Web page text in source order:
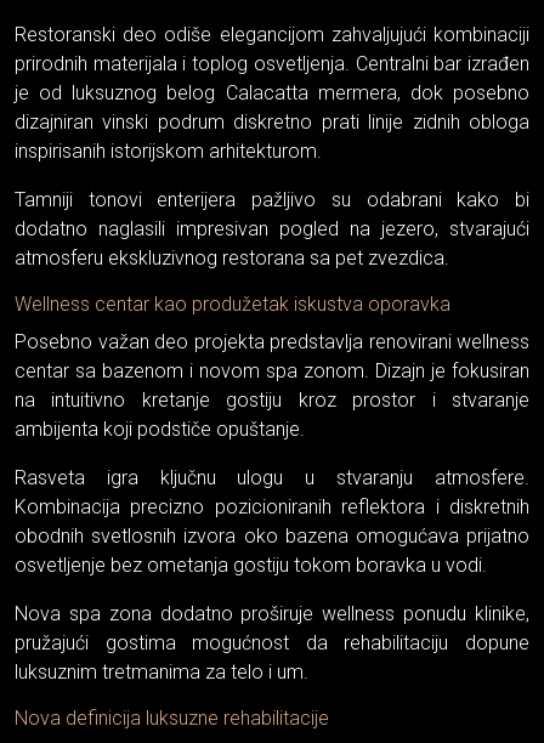
Restoranski deo odiše elegancijom zahvaljujući kombinaciji
prirodnih materijala i toplog osvetljenja. Centralni bar izrađen
je od luksuznog belog Calacatta mermera, dok posebno
dizajniran vinski podrum diskretno prati linije zidnih obloga
inspirisanih istorijskom arhitekturom.
Tamniji tonovi enterijera pažljivo su odabrani kako bi
dodatno naglasili impresivan pogled na jezero, stvarajući
atmosferu ekskluzivnog restorana sa pet zvezdica.
Wellness centar kao produžetak iskustva oporavka
Posebno važan deo projekta predstavlja renovirani wellness
centar sa bazenom i novom spa zonom. Dizajn je fokusiran
na intuitivno kretanje gostiju kroz prostor i stvaranje
ambijenta koji podstiče opuštanje.
Rasveta igra ključnu ulogu u stvaranju atmosfere.
Kombinacija precizno pozicioniranih reflektora i diskretnih
obodnih svetlosnih izvora oko bazena omogućava prijatno
osvetljenje bez ometanja gostiju tokom boravka u vodi.
Nova spa zona dodatno proširuje wellness ponudu klinike,
pružajući gostima mogućnost da rehabilitaciju dopune
luksuznim tretmanima za telo i um.
Nova definicija luksuzne rehabilitacije